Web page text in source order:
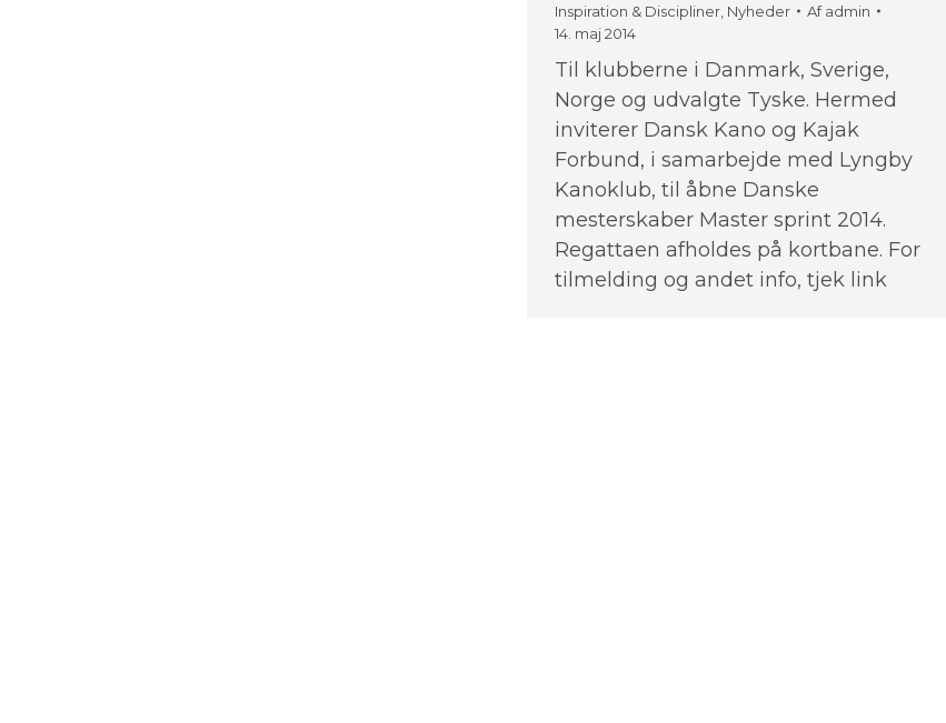
Inspiration & Discipliner Nyheder Afadmin
14. maj 2014
Til klubberne i Danmark, Sverige,
Norge og udvalgte Tyske. Hermed
inviterer Dansk Kano og Kajak
Forbund, i samarbejde med Lyngby
Kanoklub, til åbne Danske
mesterskaber Master sprint 2014.
Regattaen afholdes på kortbane. For
tilmelding og andet info, tjek link